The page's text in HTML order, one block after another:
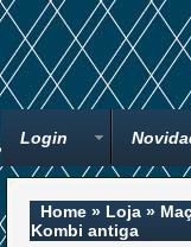
Login
Home » Loja »
Kombi antiga